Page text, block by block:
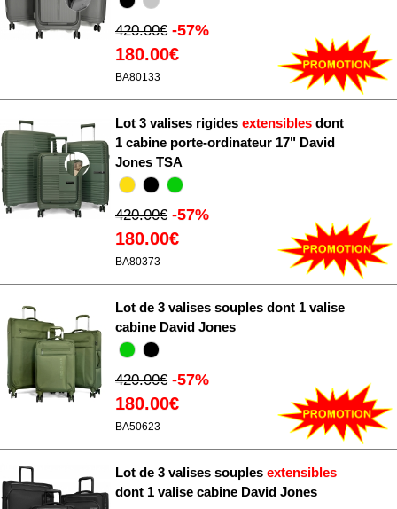
420.00€ -57%
180.00€
BA80133
Lot 3 valises rigides extensibles dont
1 cabine porte-ordinateur 17" David
Jones TSA
420.00€ -57%
180.00€
BA80373
Lot de 3 valises souples dont 1 valise
cabine David Jones
420.00€ -57%
180.00€
BA50623
Lot de 3 valises souples extensibles
dont 1 valise cabine David Jones